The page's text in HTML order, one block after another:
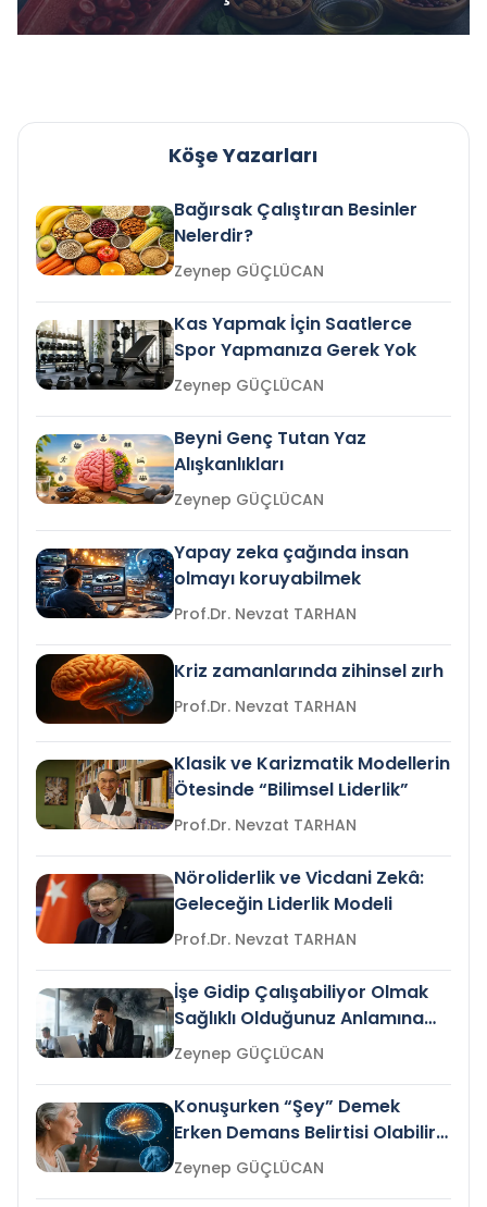
Köşe Yazarları
Bağırsak Çalıştıran Besinler
Nelerdir?
Zeynep GÜÇLÜCAN
Kas Yapmak İçin Saatlerce
Spor Yapmanıza Gerek Yok
Zeynep GÜÇLÜCAN
Beyni Genç Tutan Yaz
Alışkanlıkları
Zeynep GÜÇLÜCAN
Yapay zeka çağında insan
olmayı koruyabilmek
Prof.Dr. Nevzat TARHAN
Kriz zamanlarında zihinsel zırh
Prof.Dr. Nevzat TARHAN
Klasik ve Karizmatik Modellerin
Ötesinde “Bilimsel Liderlik”
Prof.Dr. Nevzat TARHAN
Nöroliderlik ve Vicdani Zekâ:
Geleceğin Liderlik Modeli
Prof.Dr. Nevzat TARHAN
İşe Gidip Çalışabiliyor Olmak
Sağlıklı Olduğunuz Anlamına
Gelir mi?Zeynep GÜÇLÜCAN
Konuşurken “Şey” Demek
Erken Demans Belirtisi Olabilir
mi?
Zeynep GÜÇLÜCAN